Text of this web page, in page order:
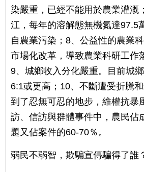
染嚴重，已經不能用於農業灌溉
江，每年的溶解態無機氮達97.5
自農業污染；8、公益性的農業
市場化改革，導致農業科研工作
9、城鄉收入分化嚴重。目前城
6:1或更高；10、不斷遭受折騰
到了忍無可忍的地步，維權抗暴
訪、信訪與群體事件中，農民佔
題又佔案件的60-70％。
弱民不弱智，欺騙宣傳騙得了誰